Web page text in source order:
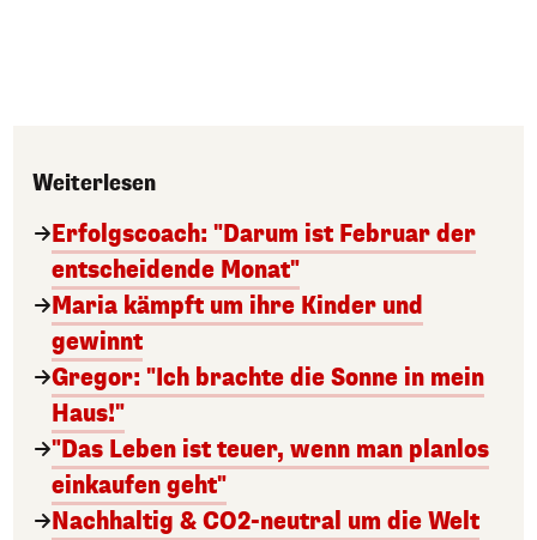
Weiterlesen
Erfolgscoach: "Darum ist Februar der
entscheidende Monat"
Maria kämpft um ihre Kinder und
gewinnt
Gregor: "Ich brachte die Sonne in mein
Haus!"
"Das Leben ist teuer, wenn man planlos
einkaufen geht"
Nachhaltig & CO2-neutral um die Welt